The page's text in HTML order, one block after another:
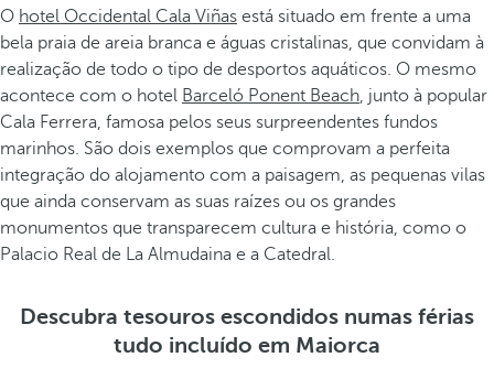
O hotel Occidental Cala Viñas está situado em frente a uma
bela praia de areia branca e águas cristalinas, que convidam à
realização de todo o tipo de desportos aquáticos. O mesmo
acontece com o hotel Barceló Ponent Beach, junto à popular
Cala Ferrera, famosa pelos seus surpreendentes fundos
marinhos. São dois exemplos que comprovam a perfeita
integração do alojamento com a paisagem, as pequenas vilas
que ainda conservam as suas raízes ou os grandes
monumentos que transparecem cultura e história, como o
Palacio Real de La Almudaina e a Catedral.
Descubra tesouros escondidos numas férias
tudo incluído em Maiorca